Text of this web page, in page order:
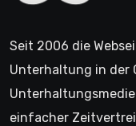
Seit 2006 die
Unterhaltung in der
einfacher